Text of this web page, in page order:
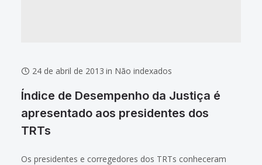
24 de abril de 2013 in Não indexados
Índice de Desempenho da Justiça é
apresentado aos presidentes dos
TRTs
Os presidentes e corregedores dos TRTs conheceram